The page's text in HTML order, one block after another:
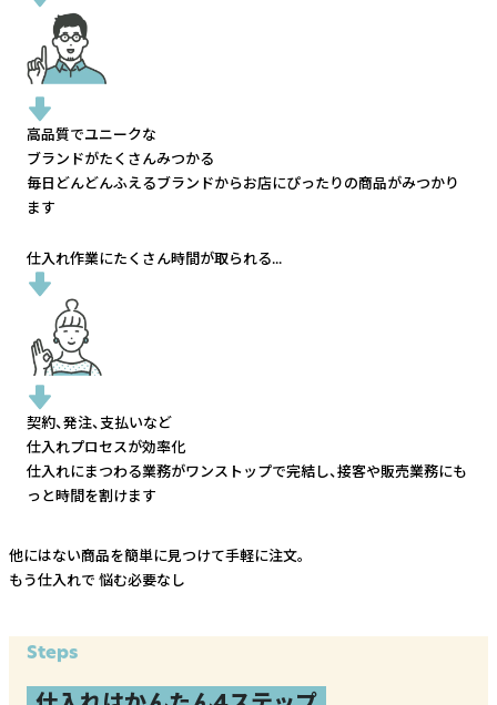
高品質でユニークな
ブランドがたくさんみつかる
毎日どんどんふえるブランドからお店にぴったりの商品がみつかり
ます
仕入れ作業にたくさん時間が取られる...
契約、発注、支払いなど
仕入れプロセスが効率化
仕入れにまつわる業務がワンストップで完結し、接客や販売業務にも
っと時間を割けます
他にはない商品を簡単に見つけて手軽に注文。
もう仕入れで 悩む必要なし
Steps